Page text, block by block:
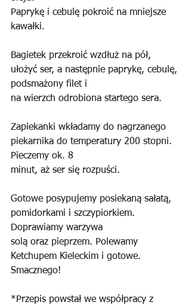
Paprykę i cebulę pokroić na mniejsze
kawałki.
Bagietek przekroić wzdłuż na pół,
ułożyć ser, a następnie paprykę, cebulę,
podsmażony filet i
na wierzch odrobiona startego sera.
Zapiekanki wkładamy do nagrzanego
piekarnika do temperatury 200 stopni.
Pieczemy ok. 8
minut, aż ser się rozpuści.
Gotowe posypujemy posiekaną sałatą,
pomidorkami i szczypiorkiem.
Doprawiamy warzywa
solą oraz pieprzem. Polewamy
Ketchupem Kieleckim i gotowe.
Smacznego!
*Przepis powstał we współpracy z